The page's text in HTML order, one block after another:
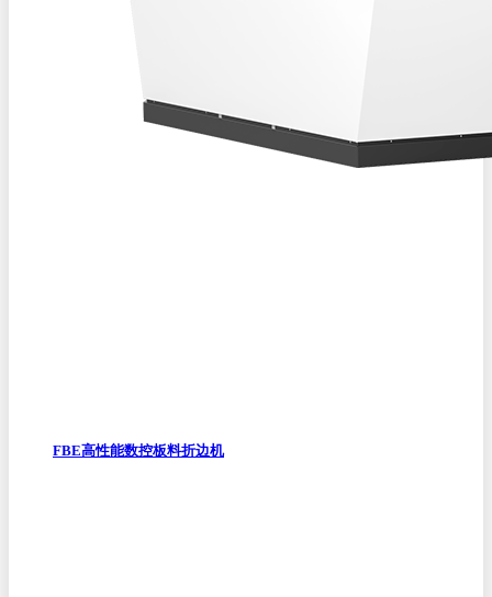
FBE高性能数控板料折边机